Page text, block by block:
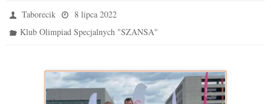
Taborecik
8 lipca 2022
Klub Olimpiad Specjalnych "SZANSA"